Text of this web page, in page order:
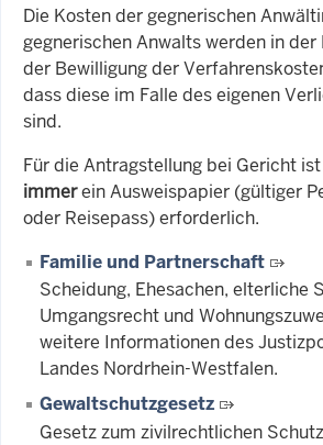
Die Kosten der gegnerischen
gegnerischen Anwalts werden in der
der Bewilligung der
dass diese im Falle des eigenen
sind.
Für die Antragstellung bei Gericht ist
immerein Ausweispapier (gültiger
oder Reisepass) erforderlich.
Familie und Partnerschaft
Scheidung, Ehesachen, elterliche
Umgangsrecht und
weitere Informationen des
Landes Nordrhein-Westfalen.
Gewaltschutzgesetz
Gesetz zum zivilrechtlichen